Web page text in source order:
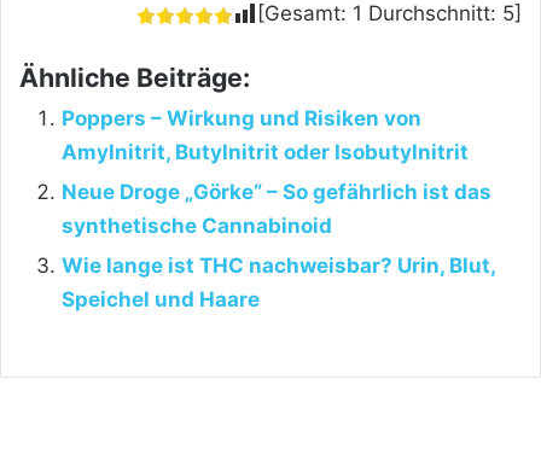
[Gesamt: 1 Durchschnitt: 5]
Ähnliche Beiträge:
Poppers – Wirkung und Risiken von
Amylnitrit, Butylnitrit oder Isobutylnitrit
Neue Droge „Görke“ – So gefährlich ist das
synthetische Cannabinoid
Wie lange ist THC nachweisbar? Urin, Blut,
Speichel und Haare